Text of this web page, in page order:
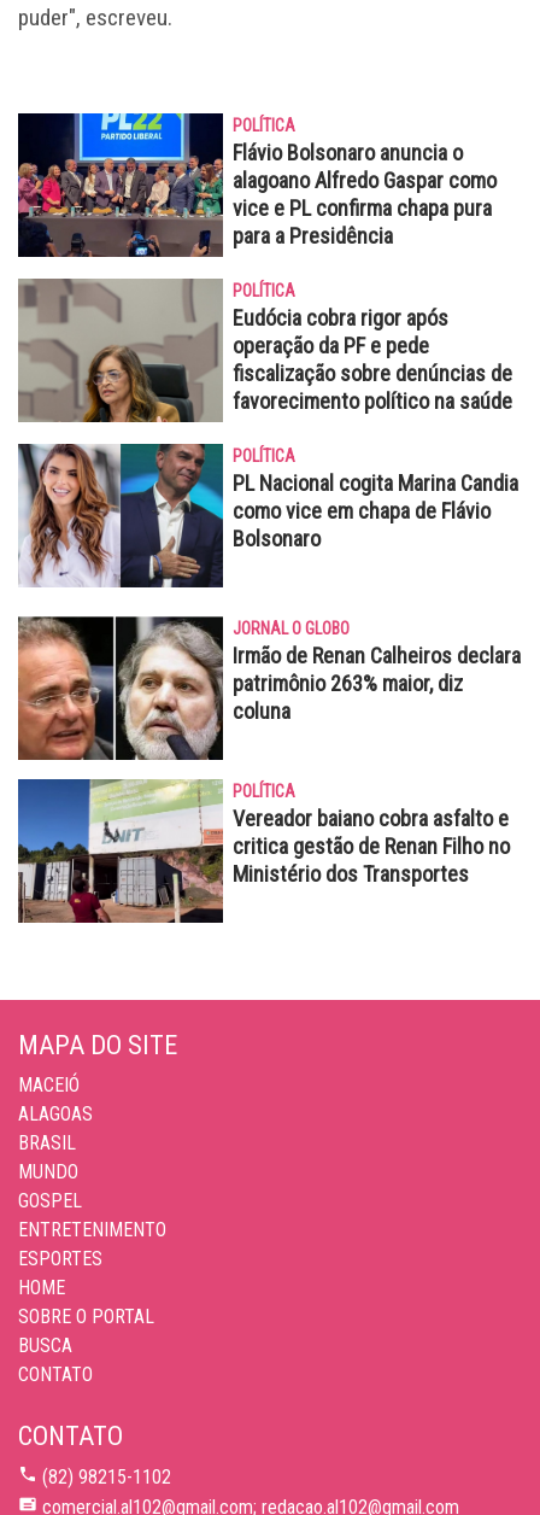
puder", escreveu.
POLÍTICA
Flávio Bolsonaro anuncia o
alagoano Alfredo Gaspar como
vice e PL confirma chapa pura
para a Presidência
POLÍTICA
Eudócia cobra rigor após
operação da PF e pede
fiscalização sobre denúncias de
favorecimento político na saúde
POLÍTICA
PL Nacional cogita Marina Candia
como vice em chapa de Flávio
Bolsonaro
JORNAL O GLOBO
Irmão de Renan Calheiros declara
patrimônio 263% maior, diz
coluna
POLÍTICA
Vereador baiano cobra asfalto e
critica gestão de Renan Filho no
Ministério dos Transportes
MAPA DO SITE
MACEIÓ
ALAGOAS
BRASIL
MUNDO
GOSPEL
ENTRETENIMENTO
ESPORTES
HOME
SOBRE O PORTAL
BUSCA
CONTATO
CONTATO
(82) 98215-1102
comercial.al102@gmail.com; redacao.al102@gmail.com